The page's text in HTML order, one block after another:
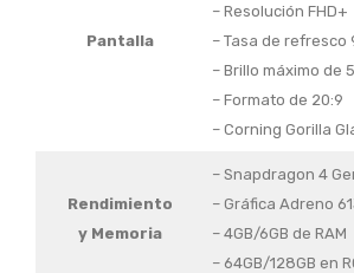
Pantalla
– Resolución FHD+
– Tasa de refresco
– Brillo máximo de
– Formato de 20:9
– Corning Gorilla
Rendimiento
y Memoria
– Snapdragon 4
– Gráfica Adreno
– 4GB/6GB de RAM
– 64GB/128GB en